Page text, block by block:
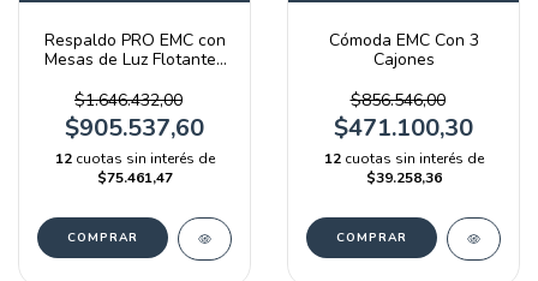
Respaldo PRO EMC con
Mesas de Luz Flotantes
$1.646.432,00
$905.537,60
12 cuotas sin interés de
$75.461,47
COMPRAR
Cómoda EMC Con 3
Cajones
$856.546,00
$471.100,30
12 cuotas sin interés de
$39.258,36
COMPRAR